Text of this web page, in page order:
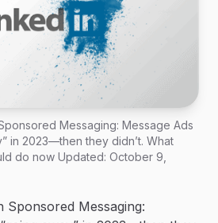
Messaging: Message Ads
in 2023—then they didn’t. What
do now Updated: October 9,
Sponsored Messaging: